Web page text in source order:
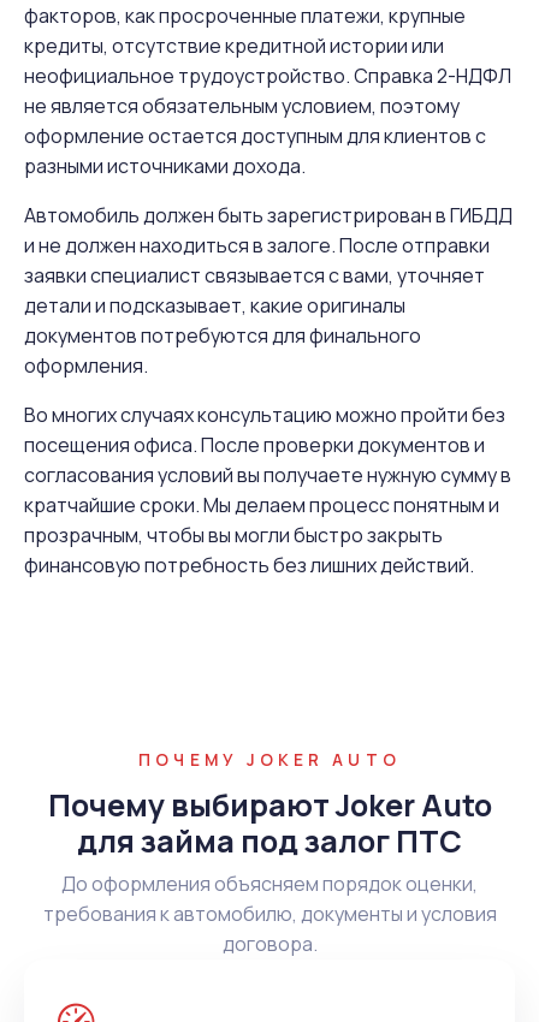
факторов, как просроченные платежи, крупные
кредиты, отсутствие кредитной истории или
неофициальное трудоустройство. Справка 2-НДФЛ
не является обязательным условием, поэтому
оформление остается доступным для клиентов с
разными источниками дохода.
Автомобиль должен быть зарегистрирован в ГИБДД
и не должен находиться в залоге. После отправки
заявки специалист связывается с вами, уточняет
детали и подсказывает, какие оригиналы
документов потребуются для финального
оформления.
Во многих случаях консультацию можно пройти без
посещения офиса. После проверки документов и
согласования условий вы получаете нужную сумму в
кратчайшие сроки. Мы делаем процесс понятным и
прозрачным, чтобы вы могли быстро закрыть
финансовую потребность без лишних действий.
ПОЧЕМУ JOKER AUTO
Почему выбирают Joker Auto
для займа под залог ПТС
До оформления объясняем порядок оценки,
требования к автомобилю, документы и условия
договора.